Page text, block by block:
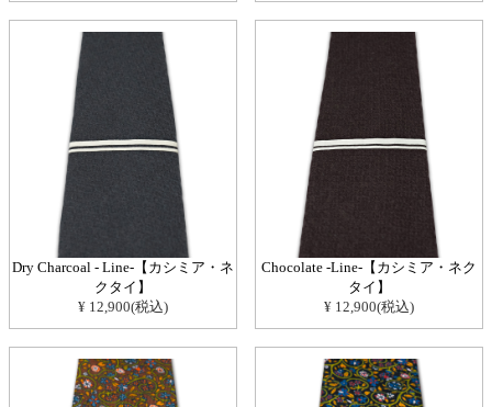
Dry Charcoal - Line-【カシミア・ネ
クタイ】
¥ 12,900(税込)
Chocolate -Line-【カシミア・ネク
タイ】
¥ 12,900(税込)